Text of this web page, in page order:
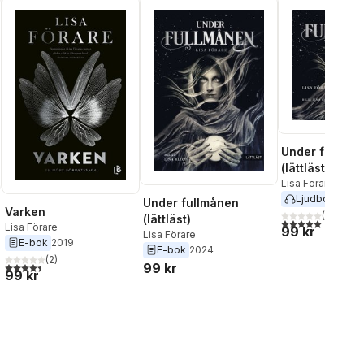
Varken
Lisa Förare
E-bok 2019
4,5utav 5 stjärnor. Totalt antal röster:
(2)
99 kr
Under fullmånen
(lättläst)
Lisa Förare
E-bok 2024
99 kr
Under
(lättläst)
Lisa Förare
Ljudbok
5,0utav 5(
99 kr